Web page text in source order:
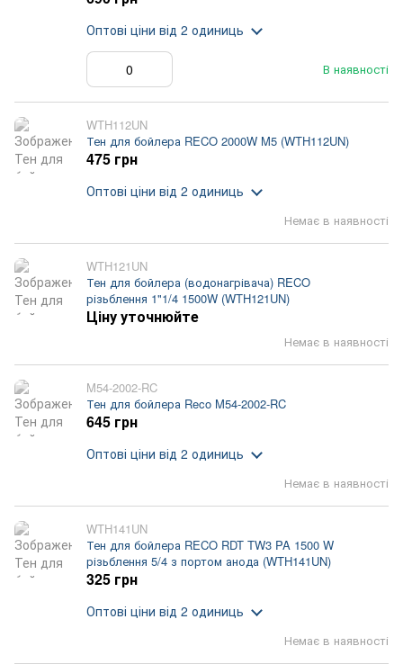
В наявності
Оптові ціни від 2 одиниць
WTH112UN
Тен для бойлера RECO 2000W M5 (WTH112UN)
Немає в наявності
475 грн
Оптові ціни від 2 одиниць
WTH121UN
Тен для бойлера (водонагрівача) RECO
різьблення 1"1/4 1500W (WTH121UN)
Немає в наявності
Ціну уточнюйте
M54-2002-RC
Тен для бойлера Reco M54-2002-RC
Немає в наявності
645 грн
Оптові ціни від 2 одиниць
WTH141UN
Тен для бойлера RECO RDT TW3 PA 1500 W
різьблення 5/4 з портом анода (WTH141UN)
Немає в наявності
325 грн
Оптові ціни від 2 одиниць